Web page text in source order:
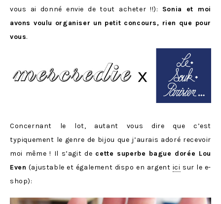
vous ai donné envie de tout acheter !!): Sonia et moi
avons voulu organiser un petit concours, rien que pour
vous.
Concernant le lot, autant vous dire que c’est
typiquement le genre de bijou que j’aurais adoré recevoir
moi même ! Il s’agit de cette superbe bague dorée Lou
Even (ajustable et également dispo en argent ici sur le e-
shop):